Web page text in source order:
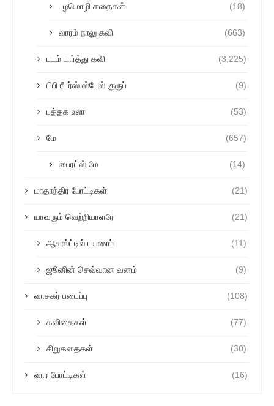
பழமொழி கதைகள் (18)
வாரம் நாலு கவி (663)
படம் பார்த்து கவி (3,225)
பிபி ரீடர்ஸ் ஸ்பேஸ் குரூப் (9)
புத்தக உலா (53)
மே (657)
பைரட்ஸ் மே (14)
மாதாந்திர போட்டிகள் (21)
யாவரும் வெற்றியாளரே (21)
ஆகஸ்ட்டில் பயணம் (11)
ஜூனின் செவ்வான வனம் (9)
வாசகர் படைப்பு (108)
கவிதைகள் (77)
சிறுகதைகள் (30)
வார போட்டிகள் (16)